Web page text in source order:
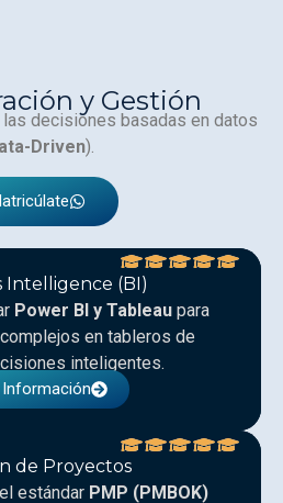
y Gestión
las decisiones basadas en datos
Driven).
Intelligence (BI)
Power BI y Tableaupara
en tableros de
inteligentes.
de Proyectos
estándar PMP (PMBOK)